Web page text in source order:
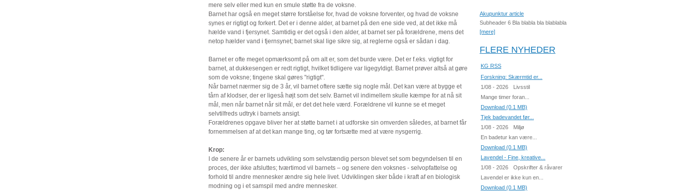
mere selv eller med kun en smule støtte fra de voksne.
Barnet har også en meget større forståelse for, hvad de voksne forventer, og hvad de voksne
synes er rigtigt og forkert. Det er i denne alder, at barnet på den ene side ved, at det ikke må
hælde vand i fjersynet. Samtidig er det også i den alder, at barnet ser på forældrene, mens det
netop hælder vand i fjernsynet; barnet skal lige sikre sig, at reglerne også er sådan i dag.
Barnet er ofte meget opmærksomt på om alt er, som det burde være. Det er f.eks. vigtigt for
barnet, at dukkesengen er redt rigtigt, hvilket tidligere var ligegyldigt. Barnet prøver altså at gøre
som de voksne; tingene skal gøres "rigtigt".
Når barnet nærmer sig de 3 år, vil barnet oftere sætte sig nogle mål. Det kan være at bygge et
tårn af klodser, der er ligeså højt som det selv. Barnet vil indimellem skulle kæmpe for at nå sit
mål, men når barnet når sit mål, er det det hele værd. Forældrene vil kunne se et meget
selvtilfreds udtryk i barnets ansigt.
Forældrenes opgave bliver her at støtte barnet i at udforske sin omverden således, at barnet får
fornemmelsen af at det kan mange ting, og tør fortsætte med at være nysgerrig.
Krop:
I de senere år er barnets udvikling som selvstændig person blevet set som begyndelsen til en
proces, der ikke afsluttes; tværtimod vil barnets – og senere den voksnes - selvopfattelse og
forhold til andre mennesker ændre sig hele livet. Udviklingen sker både i kraft af en biologisk
modning og i et samspil med andre mennesker.
Akupunktur article
Subheader 6 Bla blabla bla blablabla
[mere]
FLERE NYHEDER
KG RSS
Forskning: Skærmtid er...
1/08 - 2026
Livsstil
Mange timer foran...
Download (0.1 MB)
Tjek badevandet før...
1/08 - 2026
Miljø
En badetur kan være...
Download (0.1 MB)
Lavendel - Fine, kreative...
1/08 - 2026
Opskrifter & råvarer
Lavendel er ikke kun en...
Download (0.1 MB)